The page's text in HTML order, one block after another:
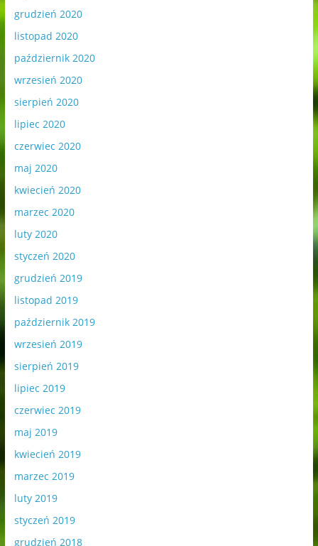
grudzień 2020
listopad 2020
październik 2020
wrzesień 2020
sierpień 2020
lipiec 2020
czerwiec 2020
maj 2020
kwiecień 2020
marzec 2020
luty 2020
styczeń 2020
grudzień 2019
listopad 2019
październik 2019
wrzesień 2019
sierpień 2019
lipiec 2019
czerwiec 2019
maj 2019
kwiecień 2019
marzec 2019
luty 2019
styczeń 2019
grudzień 2018